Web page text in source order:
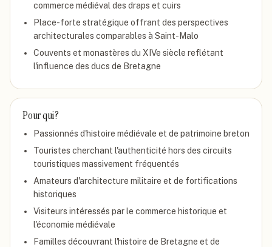
commerce médiéval des draps et cuirs
Place-forte stratégique offrant des perspectives
architecturales comparables à Saint-Malo
Couvents et monastères du XIVe siècle reflétant
l'influence des ducs de Bretagne
Pour qui ?
Passionnés d'histoire médiévale et de patrimoine breton
Touristes cherchant l'authenticité hors des circuits
touristiques massivement fréquentés
Amateurs d'architecture militaire et de fortifications
historiques
Visiteurs intéressés par le commerce historique et
l'économie médiévale
Familles découvrant l'histoire de Bretagne et de